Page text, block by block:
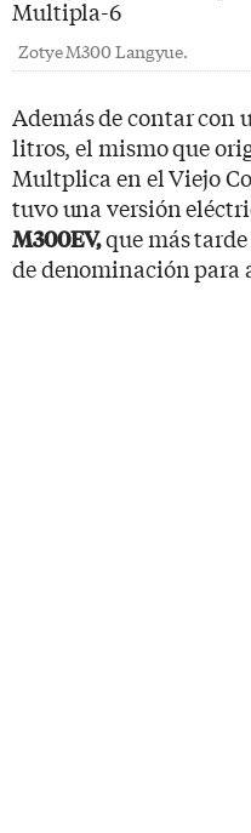
Zotye M300 Langyue.
Además de contar con
litros, el mismo que
Multplica en el Viejo
tuvo una versión
M300EV,que más
de denominación para